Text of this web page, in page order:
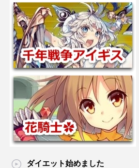
ダイエット始めました